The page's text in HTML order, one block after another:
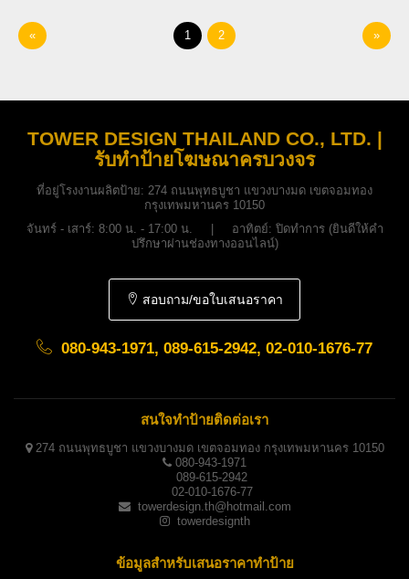
« 1 2 »
TOWER DESIGN THAILAND CO., LTD. |
รับทำป้ายโฆษณาครบวงจร
ที่อยู่โรงงานผลิตป้าย: 274 ถนนพุทธบูชา แขวงบางมด เขตจอมทอง
กรุงเทพมหานคร 10150
จันทร์ - เสาร์: 8:00 น. - 17:00 น. | อาทิตย์: ปิดทำการ (ยินดีให้คำ
ปรึกษาผ่านช่องทางออนไลน์)
สอบถาม/ขอใบเสนอราคา
080-943-1971, 089-615-2942, 02-010-1676-77
สนใจทำป้ายติดต่อเรา
274 ถนนพุทธบูชา แขวงบางมด เขตจอมทอง กรุงเทพมหานคร 10150
080-943-1971
089-615-2942
02-010-1676-77
towerdesign.th@hotmail.com
towerdesignth
ข้อมูลสำหรับเสนอราคาทำป้าย